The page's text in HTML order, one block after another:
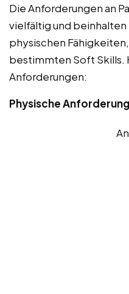
Die Anforderungen an
vielfältig und beinhalten
physischen
bestimmten Soft Skills.
Anforderungen:
Physische